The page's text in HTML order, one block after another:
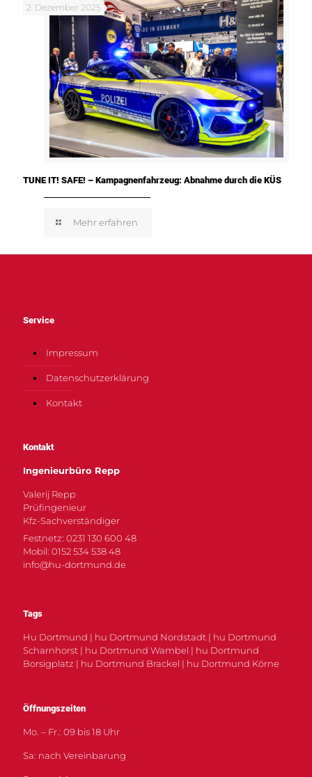
2. Dezember 2025
TUNE IT! SAFE! – Kampagnenfahrzeug: Abnahme durch die KÜS
Mehr erfahren
Service
Impressum
Datenschutzerklärung
Kontakt
Kontakt
Ingenieurbüro Repp
Valerij Repp
Prüfingenieur
Kfz-Sachverständiger
Festnetz: 0231 130 600 48
Mobil: 0152 534 538 48
info@hu-dortmund.de
Tags
Hu Dortmund | hu Dortmund Nordstadt | hu Dortmund
Scharnhorst | hu Dortmund Wambel | hu Dortmund
Borsigplatz | hu Dortmund Brackel | hu Dortmund Körne
Öffnungszeiten
Mo. – Fr.: 09 bis 18 Uhr
Sa: nach Vereinbarung